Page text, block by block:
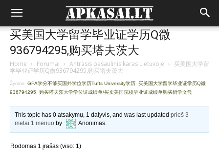
买美国大学留学毕业证学历Q微
936794295,购买塔夫茨大
Home › Forumai › Antrasis pasaulinis karas Lietuvoje › 买美国大学留
学毕业证学历Q微936794295,购买塔夫茨大
Žymos: GPA学分不够买国外学位学历Tufts University学历 买美国大学留学毕业证学历Q微
936794295
购买塔夫茨大学学位证成绩单/买卖美国院校毕业证成绩单购买留学文凭
This topic has 0 atsakymų, 1 dalyvis, and was last updatedprieš 3
metai 1 mėnuo by Anonimas.
Rodomas 1 įrašas (viso: 1)